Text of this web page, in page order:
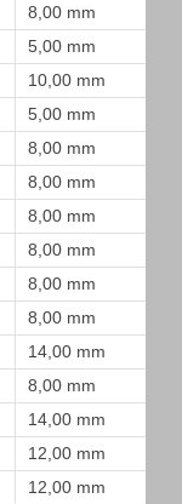
8,00 mm
5,00 mm
10,00 mm
5,00 mm
8,00 mm
8,00 mm
8,00 mm
8,00 mm
8,00 mm
8,00 mm
14,00 mm
8,00 mm
14,00 mm
12,00 mm
12,00 mm